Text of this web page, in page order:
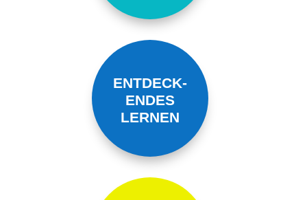
ENTDECK-
ENDES
LERNEN